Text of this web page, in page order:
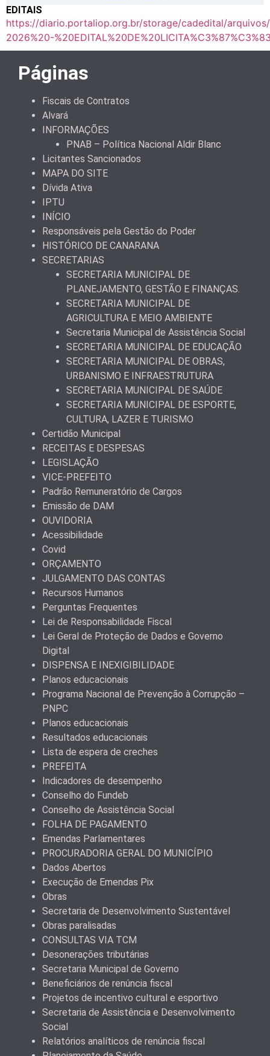
EDITAIS
https://diario.portaliop.org.br/storage/cadedital/
2026%20-
Páginas
Fiscais de Contratos
Alvará
INFORMAÇÕES
PNAB – Política Nacional Aldir Blanc
Licitantes Sancionados
MAPA DO SITE
Dívida Ativa
IPTU
INÍCIO
Responsáveis pela Gestão do Poder
HISTÓRICO DE CANARANA
SECRETARIAS
SECRETARIA MUNICIPAL DE
PLANEJAMENTO, GESTÃO E FINANÇAS.
SECRETARIA MUNICIPAL DE
AGRICULTURA E MEIO AMBIENTE
Secretaria Municipal de Assistência Social
SECRETARIA MUNICIPAL DE EDUCAÇÃO
SECRETARIA MUNICIPAL DE OBRAS,
URBANISMO E INFRAESTRUTURA
SECRETARIA MUNICIPAL DE SAÚDE
SECRETARIA MUNICIPAL DE ESPORTE,
CULTURA, LAZER E TURISMO
Certidão Municipal
RECEITAS E DESPESAS
LEGISLAÇÃO
VICE-PREFEITO
Padrão Remuneratório de Cargos
Emissão de DAM
OUVIDORIA
Acessibilidade
Covid
ORÇAMENTO
JULGAMENTO DAS CONTAS
Recursos Humanos
Perguntas Frequentes
Lei de Responsabilidade Fiscal
Lei Geral de Proteção de Dados e Governo
Digital
DISPENSA E INEXIGIBILIDADE
Planos educacionais
Programa Nacional de Prevenção à Corrupção –
PNPC
Planos educacionais
Resultados educacionais
Lista de espera de creches
PREFEITA
Indicadores de desempenho
Conselho do Fundeb
Conselho de Assistência Social
FOLHA DE PAGAMENTO
Emendas Parlamentares
PROCURADORIA GERAL DO MUNICÍPIO
Dados Abertos
Execução de Emendas Pix
Obras
Secretaria de Desenvolvimento Sustentável
Obras paralisadas
CONSULTAS VIA TCM
Desonerações tributárias
Secretaria Municipal de Governo
Beneficiários de renúncia fiscal
Projetos de incentivo cultural e esportivo
Secretaria de Assistência e Desenvolvimento
Social
Relatórios analíticos de renúncia fiscal